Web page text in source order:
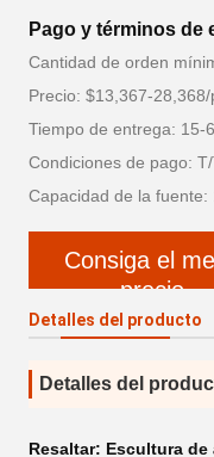
Pago y términos de
Cantidad de orden
Precio: $13,367-28,368/
Tiempo de entrega: 15-
Condiciones de pago:
Capacidad de la
Consiga el
precio
Detalles del producto
Detalles del
Resaltar: Escultura de